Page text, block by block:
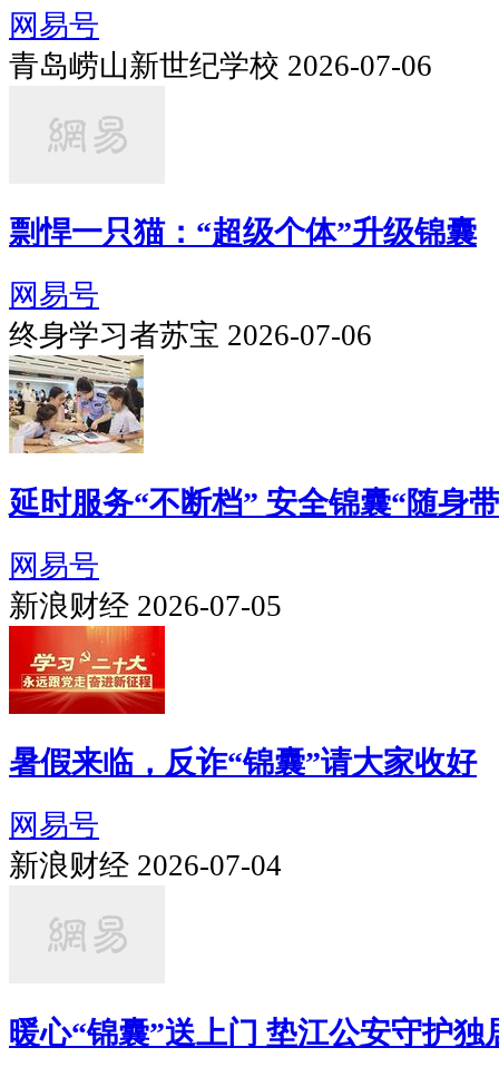
网易号
青岛崂山新世纪学校 2026-07-06
剽悍一只猫：“超级个体”升级锦囊
网易号
终身学习者苏宝 2026-07-06
延时服务“不断档” 安全锦囊“随身
网易号
新浪财经 2026-07-05
暑假来临，反诈“锦囊”请大家收好
网易号
新浪财经 2026-07-04
暖心“锦囊”送上门 垫江公安守护独